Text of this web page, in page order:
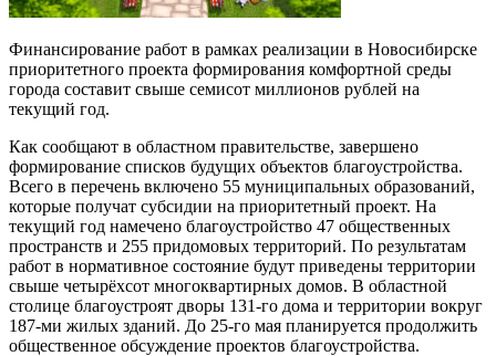
Финансирование работ в рамках реализации в Новосибирске
приоритетного проекта формирования комфортной среды
города составит свыше семисот миллионов рублей на
текущий год.
Как сообщают в областном правительстве, завершено
формирование списков будущих объектов благоустройства.
Всего в перечень включено 55 муниципальных образований,
которые получат субсидии на приоритетный проект. На
текущий год намечено благоустройство 47 общественных
пространств и 255 придомовых территорий. По результатам
работ в нормативное состояние будут приведены территории
свыше четырёхсот многоквартирных домов. В областной
столице благоустроят дворы 131-го дома и территории вокруг
187-ми жилых зданий. До 25-го мая планируется продолжить
общественное обсуждение проектов благоустройства.